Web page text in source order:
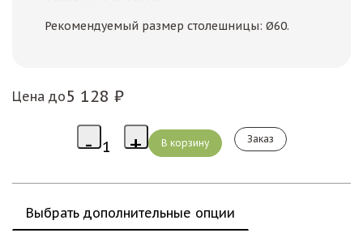
Рекомендуемый размер столешницы: Ø60.
Цена до5 128 ₽
Заказ
Выбрать дополнительные опции